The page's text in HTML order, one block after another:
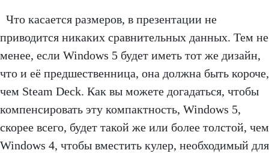
Что касается размеров, в презентации не
приводится никаких сравнительных данных. Тем не
менее, если Windows 5 будет иметь тот же дизайн,
что и её предшественница, она должна быть короче,
чем Steam Deck. Как вы можете догадаться, чтобы
компенсировать эту компактность, Windows 5,
скорее всего, будет такой же или более толстой, чем
Windows 4, чтобы вместить кулер, необходимый для